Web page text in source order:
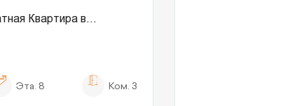
в
Эта. 8 Ком. 3